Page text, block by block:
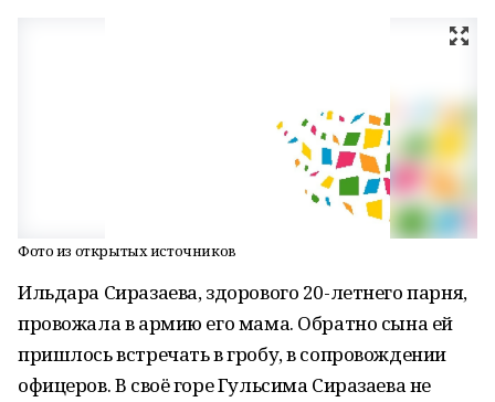
Фото из открытых источников
Ильдара Сиразаева, здорового 20-летнего парня,
провожала в армию его мама. Обратно сына ей
пришлось встречать в гробу, в сопровождении
офицеров. В своё горе Гульсима Сиразаева не